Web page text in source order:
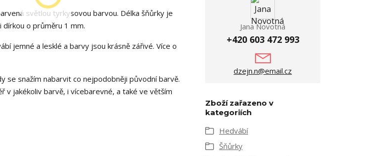
světlou tyrkysovou barvou. Délka šňůrky je
dírkou o průměru 1 mm.
jemné a lesklé a barvy jsou krásně zářivé. Více o
se snažím nabarvit co nejpodobněji původní barvě.
v jakékoliv barvě, i vícebarevné, a také ve větším
Jana Novotná
+420 603 472 993
dzejn.n@email.cz
Zboží zařazeno v
kategoriích
Hedvábí
Šňůrky